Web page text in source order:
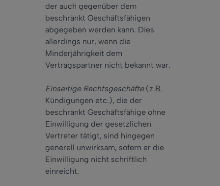
der auch gegenüber dem
beschränkt Geschäftsfähigen
abgegeben werden kann. Dies
allerdings nur, wenn die
Minderjährigkeit dem
Vertragspartner nicht bekannt war.
Einseitige Rechtsgeschäfte(z.B.
Kündigungen etc.), die der
beschränkt Geschäftsfähige ohne
Einwilligung der gesetzlichen
Vertreter tätigt, sind hingegen
generell unwirksam, sofern er die
Einwilligung nicht schriftlich
einreicht.